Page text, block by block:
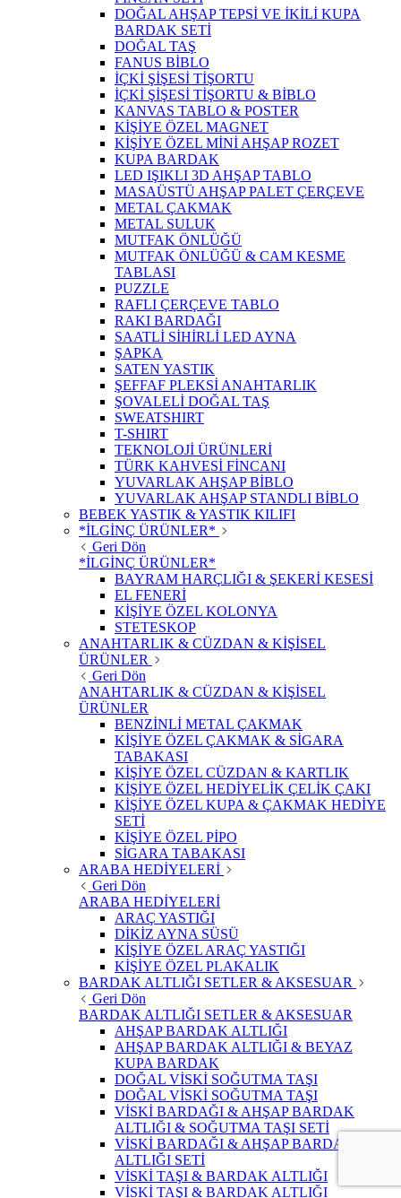
DOĞAL AHŞAP TEPSİ VE İKİLİ KUPA
BARDAK SETİ
DOĞAL TAŞ
FANUS BİBLO
İÇKİ ŞİŞESİ TİŞORTU
İÇKİ ŞİŞESİ TİŞORTU & BİBLO
KANVAS TABLO & POSTER
KİŞİYE ÖZEL MAGNET
KİŞİYE ÖZEL MİNİ AHŞAP ROZET
KUPA BARDAK
LED IŞIKLI 3D AHŞAP TABLO
MASAÜSTÜ AHŞAP PALET ÇERÇEVE
METAL ÇAKMAK
METAL SULUK
MUTFAK ÖNLÜĞÜ
MUTFAK ÖNLÜĞÜ & CAM KESME
TABLASI
PUZZLE
RAFLI ÇERÇEVE TABLO
RAKI BARDAĞI
SAATLİ SİHİRLİ LED AYNA
ŞAPKA
SATEN YASTIK
ŞEFFAF PLEKSİ ANAHTARLIK
ŞOVALELİ DOĞAL TAŞ
SWEATSHIRT
T-SHIRT
TEKNOLOJİ ÜRÜNLERİ
TÜRK KAHVESİ FİNCANI
YUVARLAK AHŞAP BİBLO
YUVARLAK AHŞAP STANDLI BİBLO
BEBEK YASTIK & YASTIK KILIFI
*İLGİNÇ ÜRÜNLER*
Geri Dön
*İLGİNÇ ÜRÜNLER*
BAYRAM HARÇLIĞI & ŞEKERİ KESESİ
EL FENERİ
KİŞİYE ÖZEL KOLONYA
STETESKOP
ANAHTARLIK & CÜZDAN & KİŞİSEL
ÜRÜNLER
Geri Dön
ANAHTARLIK & CÜZDAN & KİŞİSEL
ÜRÜNLER
BENZİNLİ METAL ÇAKMAK
KİŞİYE ÖZEL ÇAKMAK & SİGARA
TABAKASI
KİŞİYE ÖZEL CÜZDAN & KARTLIK
KİŞİYE ÖZEL HEDİYELİK ÇELİK ÇAKI
KİŞİYE ÖZEL KUPA & ÇAKMAK HEDİYE
SETİ
KİŞİYE ÖZEL PİPO
SİGARA TABAKASI
ARABA HEDİYELERİ
Geri Dön
ARABA HEDİYELERİ
ARAÇ YASTIĞI
DİKİZ AYNA SÜSÜ
KİŞİYE ÖZEL ARAÇ YASTIĞI
KİŞİYE ÖZEL PLAKALIK
BARDAK ALTLIĞI SETLER & AKSESUAR
Geri Dön
BARDAK ALTLIĞI SETLER & AKSESUAR
AHŞAP BARDAK ALTLIĞI
AHŞAP BARDAK ALTLIĞI & BEYAZ
KUPA BARDAK
DOĞAL VİSKİ SOĞUTMA TAŞI
DOĞAL VİSKİ SOĞUTMA TAŞI
VİSKİ BARDAĞI & AHŞAP BARDAK
ALTLIĞI & SOĞUTMA TAŞI SETİ
VİSKİ BARDAĞI & AHŞAP BARDAK
ALTLIĞI SETİ
VİSKİ TAŞI & BARDAK ALTLIĞI
VİSKİ TAŞI & BARDAK ALTLIĞI